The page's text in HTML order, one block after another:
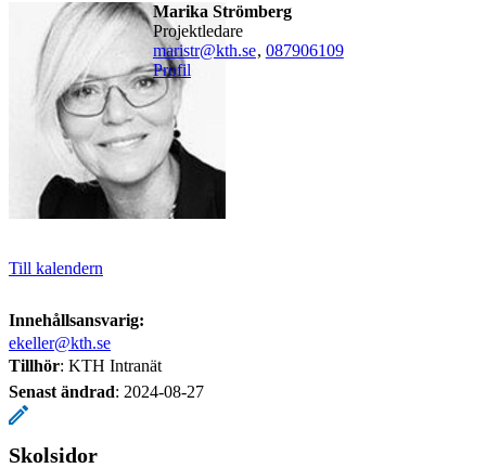
Marika Strömberg
projektledare
maristr@kth.se, 087906109
Profil
Till kalendern
Innehållsansvarig:
ekeller@kth.se
Tillhör: KTH Intranät
Senast ändrad: 2024-08-27
Skolsidor